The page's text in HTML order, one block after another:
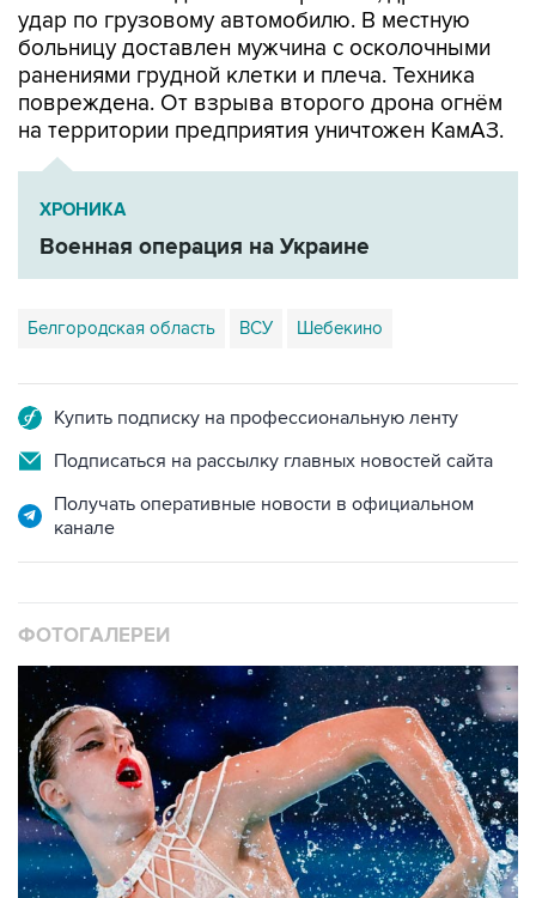
ранениями грудной клетки и плеча. Техника
повреждена. От взрыва второго дрона огнём
на территории предприятия уничтожен КамАЗ.
ХРОНИКА
Военная операция на Украине
Белгородская область ВСУ Шебекино
Подписаться на рассылку главных новостей сайта
Получать оперативные новости в официальном
канале